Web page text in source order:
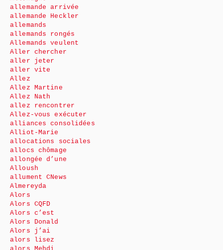
allemande arrivée
allemande Heckler
allemands
allemands rongés
Allemands veulent
Aller chercher
aller jeter
aller vite
Allez
Allez Martine
Allez Nath
allez rencontrer
Allez-vous exécuter
alliances consolidées
Alliot-Marie
allocations sociales
allocs chômage
allongée d’une
Alloush
allument CNews
Almereyda
Alors
Alors CQFD
Alors c’est
Alors Donald
Alors j’ai
alors lisez